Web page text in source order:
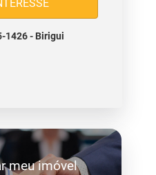
1426 - Birigui
meu imóvel